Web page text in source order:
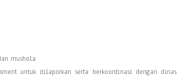
mushola
untuk dilaporkan serta berkoordinasi dengan dinas